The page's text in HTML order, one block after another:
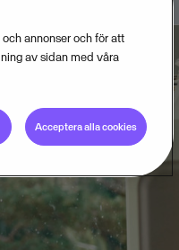
annonser och för att
av sidan med våra
Acceptera alla cookies